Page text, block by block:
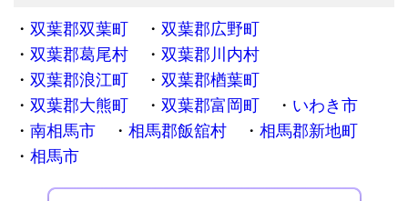
双葉郡双葉町
双葉郡広野町
双葉郡葛尾村
双葉郡川内村
双葉郡浪江町
双葉郡楢葉町
双葉郡大熊町
双葉郡富岡町
いわき市
南相馬市
相馬郡飯舘村
相馬郡新地町
相馬市